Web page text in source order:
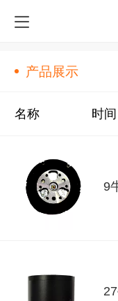
产品展示
名称 时间
9